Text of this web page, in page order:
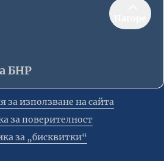
БНР
за използване на сайта
за поверителност
за „бисквитки“